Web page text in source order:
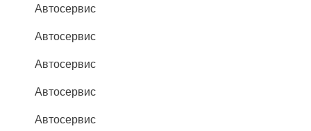
Автосервис
Автосервис
Автосервис
Автосервис
Автосервис